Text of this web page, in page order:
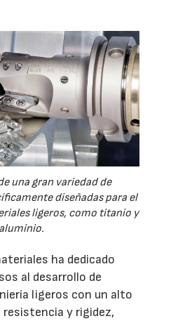
una gran variedad de
diseñadas para el
ligeros, como titanio y
aluminio.
ha dedicado
al desarrollo de
ligeros con un alto
y rigidez,